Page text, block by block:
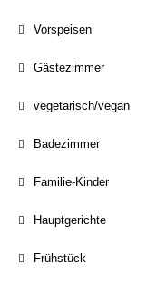
Vorspeisen
Gästezimmer
vegetarisch/vegan
Badezimmer
Familie-Kinder
Hauptgerichte
Frühstück